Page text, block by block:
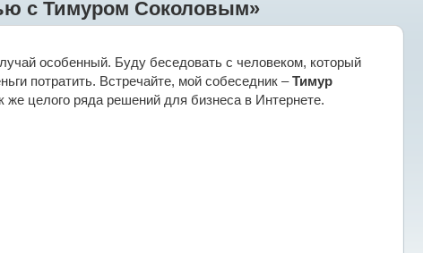
с Тимуром Соколовым»
особенный. Буду беседовать с человеком, который
потратить. Встречайте, мой собеседник –Тимур
же целого ряда решений для бизнеса в Интернете.